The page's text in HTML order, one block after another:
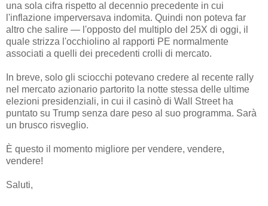
una sola cifra rispetto al decennio precedente in cui
l'inflazione imperversava indomita. Quindi non poteva far
altro che salire — l'opposto del multiplo del 25X di oggi, il
quale strizza l'occhiolino al rapporti PE normalmente
associati a quelli dei precedenti crolli di mercato.
In breve, solo gli sciocchi potevano credere al recente rally
nel mercato azionario partorito la notte stessa delle ultime
elezioni presidenziali, in cui il casinò di Wall Street ha
puntato su Trump senza dare peso al suo programma. Sarà
un brusco risveglio.
È questo il momento migliore per vendere, vendere,
vendere!
Saluti,